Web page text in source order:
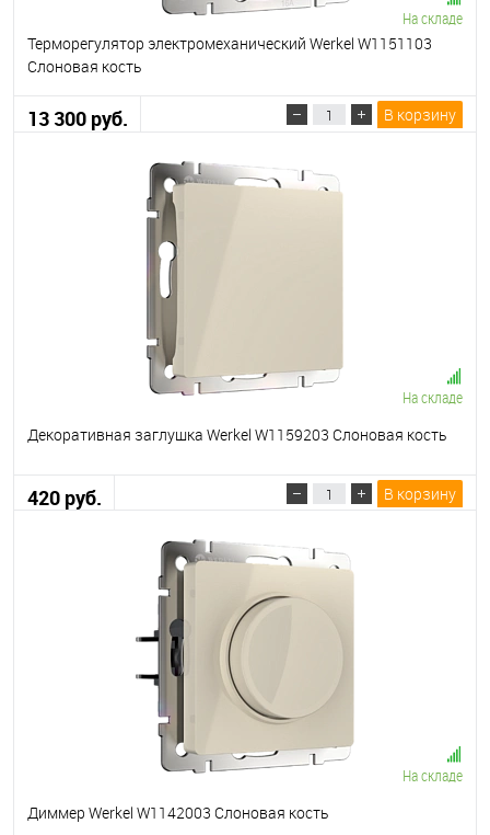
На складе
Терморегулятор электромеханический Werkel W1151103
Слоновая кость
13 300 руб. В корзину
На складе
Декоративная заглушка Werkel W1159203 Слоновая кость
420 руб. В корзину
На складе
Диммер Werkel W1142003 Слоновая кость